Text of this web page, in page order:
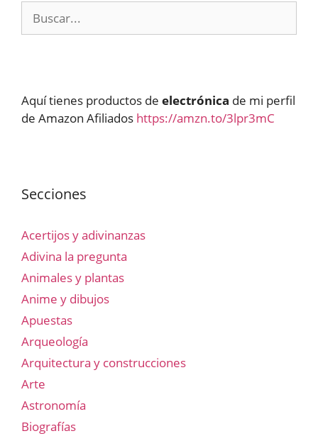
Aquí tienes productos de electrónica de mi perfil
de Amazon Afiliados https://amzn.to/3lpr3mC
Secciones
Acertijos y adivinanzas
Adivina la pregunta
Animales y plantas
Anime y dibujos
Apuestas
Arqueología
Arquitectura y construcciones
Arte
Astronomía
Biografías